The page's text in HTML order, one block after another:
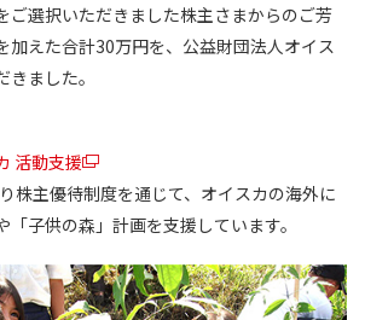
ご選択いただきました株主さまからのご芳
加えた合計30万円を、公益財団法人オイス
ました。
活動支援
株主優待制度を通じて、オイスカの海外に
「子供の森」計画を支援しています。